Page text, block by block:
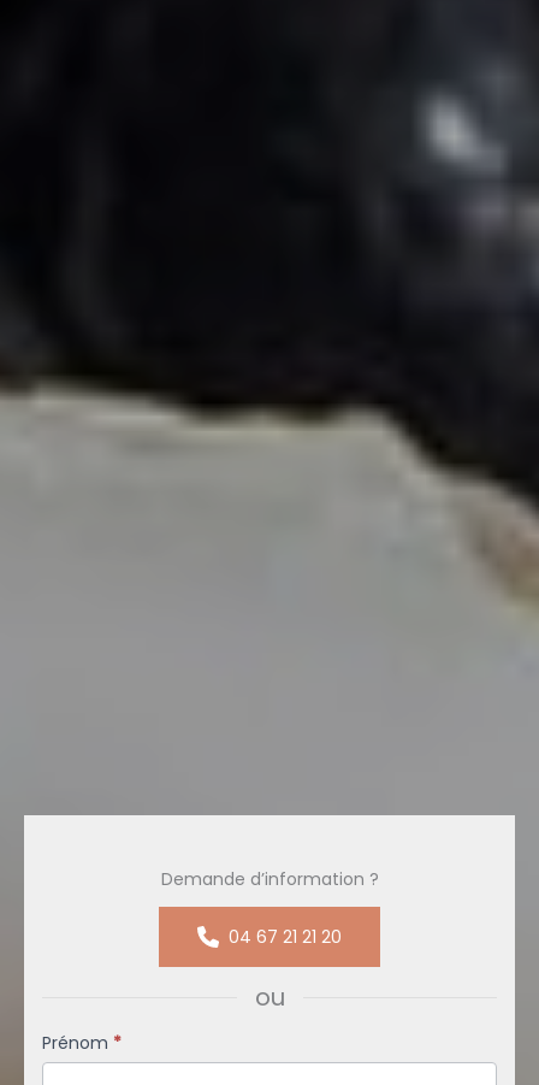
Demande d’information ?
04 67 21 21 20
ou
Formulaire
simple
Prénom *